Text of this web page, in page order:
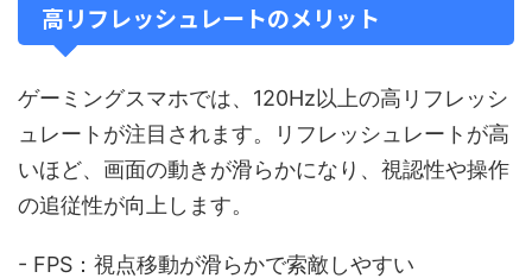
高リフレッシュレートのメリット
ゲーミングスマホでは、120Hz以上の高リフレッシ
ュレートが注目されます。リフレッシュレートが高
いほど、画面の動きが滑らかになり、視認性や操作
の追従性が向上します。
- FPS：視点移動が滑らかで索敵しやすい